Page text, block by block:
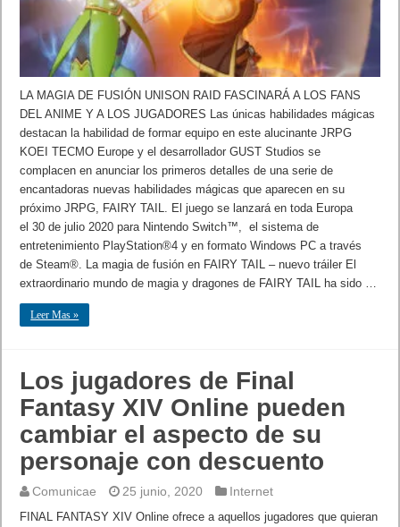
LA MAGIA DE FUSIÓN UNISON RAID FASCINARÁ A LOS FANS
DEL ANIME Y A LOS JUGADORES Las únicas habilidades mágicas
destacan la habilidad de formar equipo en este alucinante JRPG
KOEI TECMO Europe y el desarrollador GUST Studios se
complacen en anunciar los primeros detalles de una serie de
encantadoras nuevas habilidades mágicas que aparecen en su
próximo JRPG, FAIRY TAIL. El juego se lanzará en toda Europa
el 30 de julio 2020 para Nintendo Switch™, el sistema de
entretenimiento PlayStation®4 y en formato Windows PC a través
de Steam®. La magia de fusión en FAIRY TAIL – nuevo tráiler El
extraordinario mundo de magia y dragones de FAIRY TAIL ha sido …
Leer Mas »
Los jugadores de Final
Fantasy XIV Online pueden
cambiar el aspecto de su
personaje con descuento
Comunicae 25 junio, 2020 Internet
FINAL FANTASY XIV Online ofrece a aquellos jugadores que quieran